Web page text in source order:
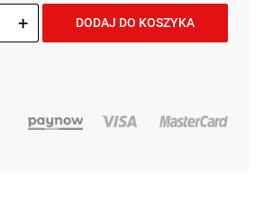
+ DODAJ DO KOSZYKA